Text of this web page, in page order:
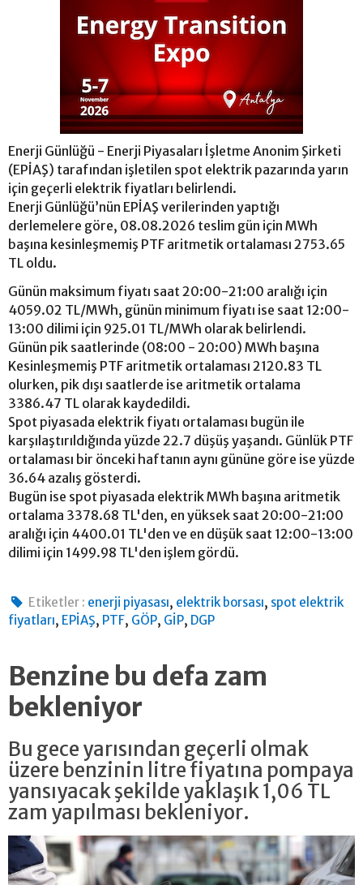
Enerji Günlüğü - Enerji Piyasaları İşletme Anonim Şirketi
(EPİAŞ) tarafından işletilen spot elektrik pazarında yarın
için geçerli elektrik fiyatları belirlendi.
Enerji Günlüğü’nün EPİAŞ verilerinden yaptığı
derlemelere göre, 08.08.2026 teslim gün için MWh
başına kesinleşmemiş PTF aritmetik ortalaması 2753.65
TL oldu.
Günün maksimum fiyatı saat 20:00-21:00 aralığı için
4059.02 TL/MWh, günün minimum fiyatı ise saat 12:00-
13:00 dilimi için 925.01 TL/MWh olarak belirlendi.
Günün pik saatlerinde (08:00 - 20:00) MWh başına
Kesinleşmemiş PTF aritmetik ortalaması 2120.83 TL
olurken, pik dışı saatlerde ise aritmetik ortalama
3386.47 TL olarak kaydedildi.
Spot piyasada elektrik fiyatı ortalaması bugün ile
karşılaştırıldığında yüzde 22.7 düşüş yaşandı. Günlük PTF
ortalaması bir önceki haftanın aynı gününe göre ise yüzde
36.64 azalış gösterdi.
Bugün ise spot piyasada elektrik MWh başına aritmetik
ortalama 3378.68 TL'den, en yüksek saat 20:00-21:00
aralığı için 4400.01 TL'den ve en düşük saat 12:00-13:00
dilimi için 1499.98 TL'den işlem gördü.
Etiketler : enerji piyasası, elektrik borsası, spot elektrik
fiyatları, EPİAŞ, PTF, GÖP, GİP, DGP
Benzine bu defa zam
bekleniyor
Bu gece yarısından geçerli olmak
üzere benzinin litre fiyatına pompaya
yansıyacak şekilde yaklaşık 1,06 TL
zam yapılması bekleniyor.